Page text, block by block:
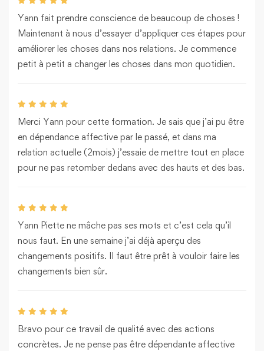
Yann fait prendre conscience de beaucoup de choses !
Maintenant à nous d’essayer d’appliquer ces étapes pour
améliorer les choses dans nos relations. Je commence
petit à petit a changer les choses dans mon quotidien.
Merci Yann pour cette formation. Je sais que j’ai pu être
en dépendance affective par le passé, et dans ma
relation actuelle (2mois) j’essaie de mettre tout en place
pour ne pas retomber dedans avec des hauts et des bas.
Yann Piette ne mâche pas ses mots et c’est cela qu’il
nous faut. En une semaine j’ai déjà aperçu des
changements positifs. Il faut être prêt à vouloir faire les
changements bien sûr.
Bravo pour ce travail de qualité avec des actions
concrètes. Je ne pense pas être dépendante affective